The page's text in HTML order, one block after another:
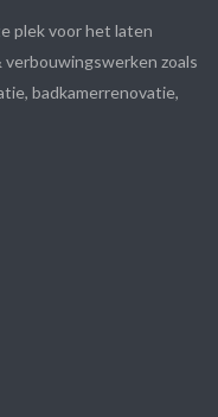
plek voor het laten
zoals
badkamerrenovatie,